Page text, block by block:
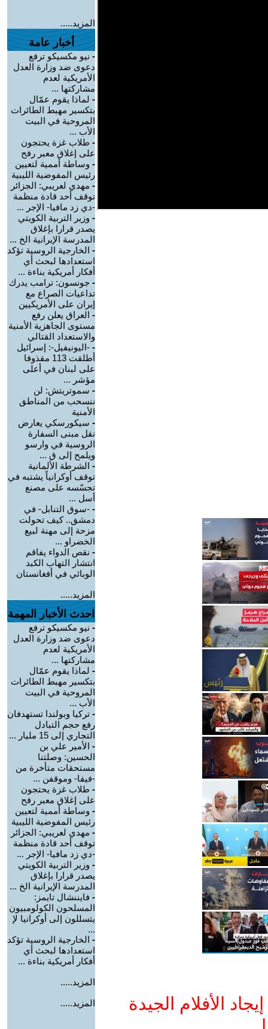
الأفلام الجيدة
المزيد.....
أخبار عامة
- نيو مكسيكو ترفع
دعوى ضد وزارة العدل
الأمريكية لعدم
مشاركتها ...
- لماذا يقوم عمّال
بتكسير مهبط الطائرات
المروحية في البيت
الأب ...
- طلاب غزة يحتجون
على إغلاق معبر رفح
- وساطة أممية لتعيين
رئيس المفوضية الليبية
- مهدي لعريبي: الجزائر
توقف أحد قادة منظمة
-دي زد مافيا- الإجر ...
- وزير التربية الكويتي
يصدر قرارا بإغلاق
المدرسة الإيرانية الخ ...
- الخارجية الروسية تؤكد
استعدادها لبحث أي
أفكار أمريكية بناءة ...
- جونسون: ترامب يدرك
تداعيات الصراع مع
إيران على الأمريكيين
- العراق يعلن رفع
مستوى الجاهزية الأمنية
والاستعداد القتالي
- -اليونيفيل-: إسرائيل
أطلقت 113 مقذوفا
على لبنان في أعلى
مؤشر ...
- سموتريتش: لن
ننسحب من المناطق
الأمنية
- سيكورسكي يعارض
نقل مبنى السفارة
الروسية في وارسو
ويلمح إلى ق ...
- الشرطة الألمانية
توقف أوكرانياً يشتبه في
تجسّسه على مصنع
أسل ...
- -سوق التنابل- في
دمشق.. كيف تحولت
مزحة إلى مهنة لبيع
الخضراو ...
- نقص الدواء يفاقم
انتشار التهاب الكبد
الوبائي في أفغانستان
المزيد.....
احدث الأخبار المهمة
- نيو مكسيكو ترفع
دعوى ضد وزارة العدل
الأمريكية لعدم
مشاركتها ...
- لماذا يقوم عمّال
بتكسير مهبط الطائرات
المروحية في البيت
الأب ...
- تركيا وبولندا تستهدفان
رفع حجم التبادل
التجاري إلى 15 مليار ...
- الأمير علي بن
الحسين: وصلتنا
مستحقات متأخرة من
-فيفا- وموقفن ...
- طلاب غزة يحتجون
على إغلاق معبر رفح
- وساطة أممية لتعيين
رئيس المفوضية الليبية
- مهدي لعريبي: الجزائر
توقف أحد قادة منظمة
-دي زد مافيا- الإجر ...
- وزير التربية الكويتي
يصدر قرارا بإغلاق
المدرسة الإيرانية الخ ...
- فايننشال تايمز:
المسلحون الكولومبيون
يتسللون إلى أوكرانيا لإ
...
- الخارجية الروسية تؤكد
استعدادها لبحث أي
أفكار أمريكية بناءة ...
المزيد.....
المزيد.....